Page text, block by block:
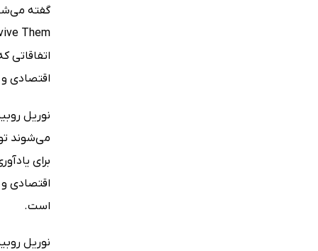
گفته
اتفاقاتی
اقتصادی و
نوریل
می‌شوند
برای
اقتصادی
است.
نوریل